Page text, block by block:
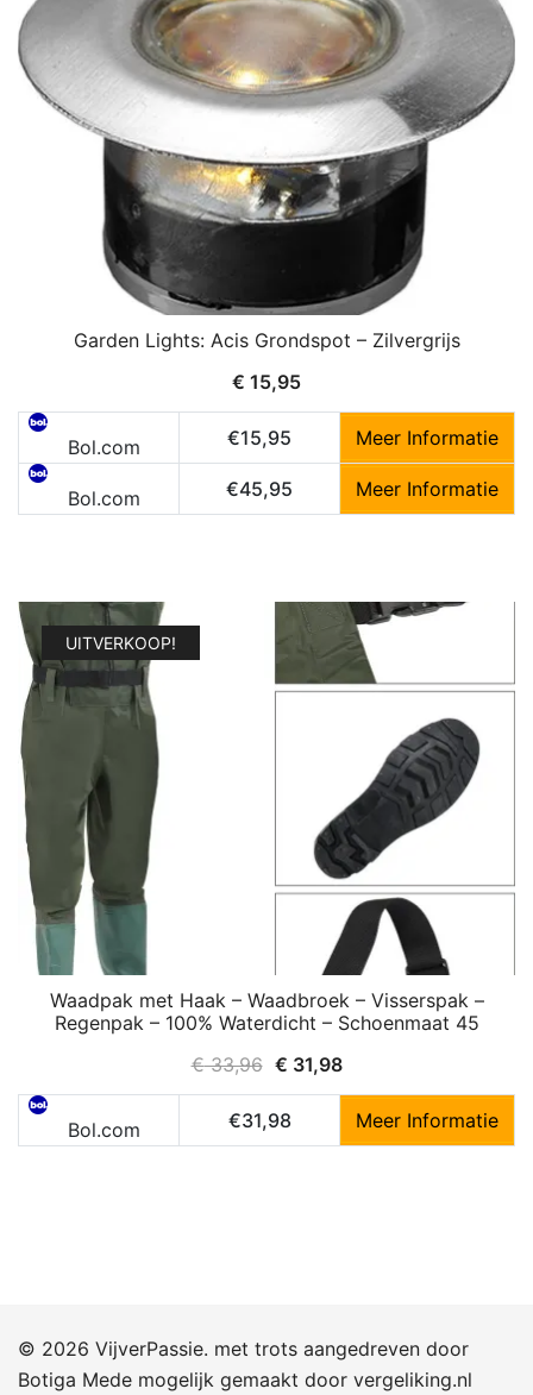
Garden Lights: Acis Grondspot – Zilvergrijs
€ 15,95
Bol.com €15,95 Meer Informatie
Bol.com €45,95 Meer Informatie
UITVERKOOP!
Waadpak met Haak – Waadbroek – Visserspak –
Regenpak – 100% Waterdicht – Schoenmaat 45
€33,96 Oorspronkelijke
prijs
was:
€ 31,98Huidige
prijs
is:
Bol.com €31,98 Meer Informatie
© 2026 VijverPassie. met trots aangedreven door
Botiga Mede mogelijk gemaakt door vergeliking.nl